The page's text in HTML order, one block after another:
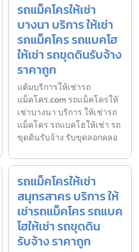
รถแม็คโครให้เช่า
บางนา บริการ ให้เช่า
รถแม็คโคร รถแบคโฮ
ให้เช่า รถขุดดินรับจ้าง
ราคาถูก
แต้มบริการให้เช่ารถ
แม็คโคร.com รถแม็คโครให้
เช่าบางนา บริการ ให้เช่ารถ
แม็คโคร รถแบคโฮให้เช่า รถ
ขุดดินรับจ้าง รับขุดลอกคลอ
รถแม็คโครให้เช่า
สมุทรสาคร บริการ ให้
เช่ารถแม็คโคร รถแบค
โฮให้เช่า รถขุดดิน
รับจ้าง ราคาถูก